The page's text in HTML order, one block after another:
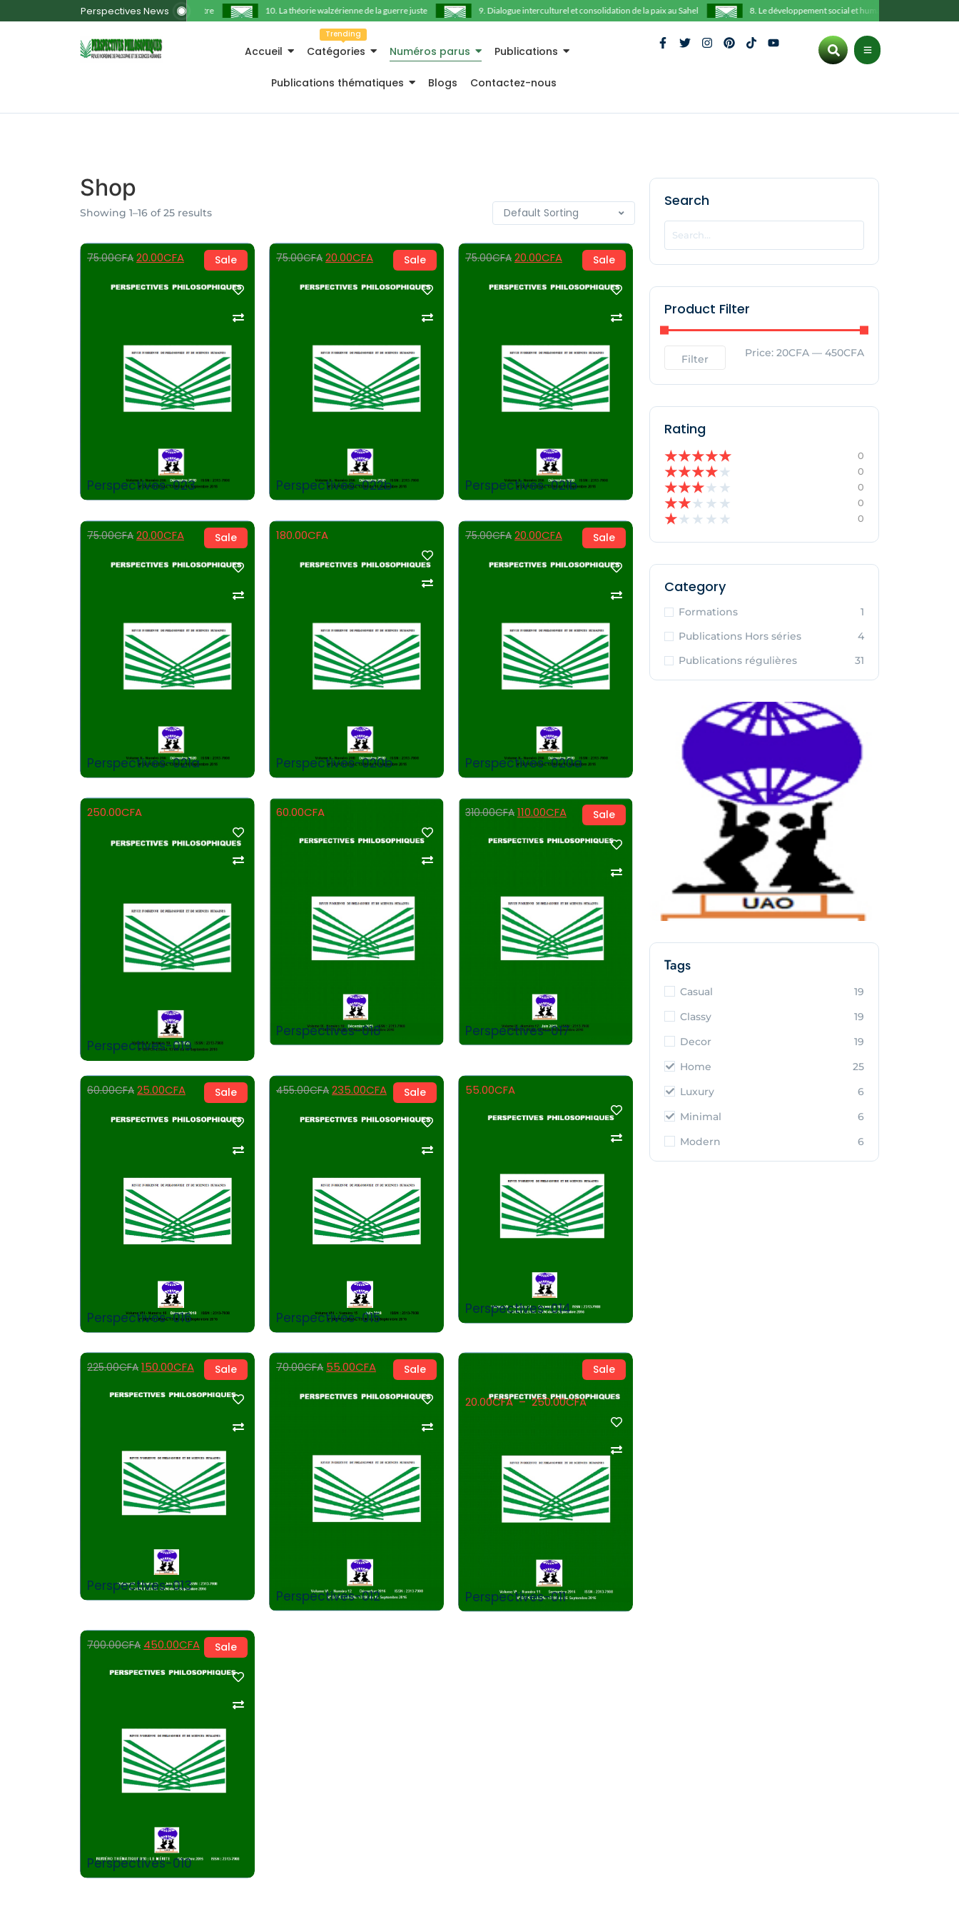
Perspectives News
11. La responsabilité pour l’autre 10. La théorie walzérienne de la guerre juste 9. Dialogue interculturel et consolidation de la paix au Sahel 8. Le développement social et humain des peuples noirs
Accueil Catégories
Trending
Numéros parus Publications
Publications thématiques Blogs Contactez-nous
Shop
Showing 1–16 of 25 results
Sale
75.00CFA 20.00CFA
Perspectives-023
Add to Cart
Sale
75.00CFA 20.00CFA
Perspectives-022b
Add to Cart
Sale
75.00CFA 20.00CFA
Perspectives-021b
Add to Cart
Sale
75.00CFA 20.00CFA
Perspectives-021a
Add to Cart
180.00CFA
Perspectives-020b
Add to Cart
Sale
75.00CFA 20.00CFA
Perspectives-020a
Add to Cart
250.00CFA
Perspectives-019
Add to Cart
60.00CFA
Perspectives-018
Add to Cart
Sale
310.00CFA 110.00CFA
Perspectives-017
Add to Cart
Sale
60.00CFA 25.00CFA
Perspectives-016
Add to Cart
Sale
455.00CFA 235.00CFA
Perspectives-015
Add to Cart
55.00CFA
Perspectives-014
Add to Cart
Sale
225.00CFA 150.00CFA
Perspectives-013
View Products
Sale
70.00CFA 55.00CFA
Perspectives-012
Buy Product
Sale
20.00CFA– 250.00CFA
Perspectives-011
Select Options
Sale
700.00CFA 450.00CFA
Perspectives-010
Add to Cart
Search
Product Filter
Filter Price: 20CFA — 450CFA
Rating
★★★★★ 0
★★★★★ 0
★★★★ ★ 0
★★★ ★ ★ 0
★★ ★ ★ ★ 0
Category
Formations
1
Publications Hors séries
4
Publications régulières
31
Tags
Casual
19
Classy
19
Decor
19
Home
25
Luxury
6
Minimal
6
Modern
6